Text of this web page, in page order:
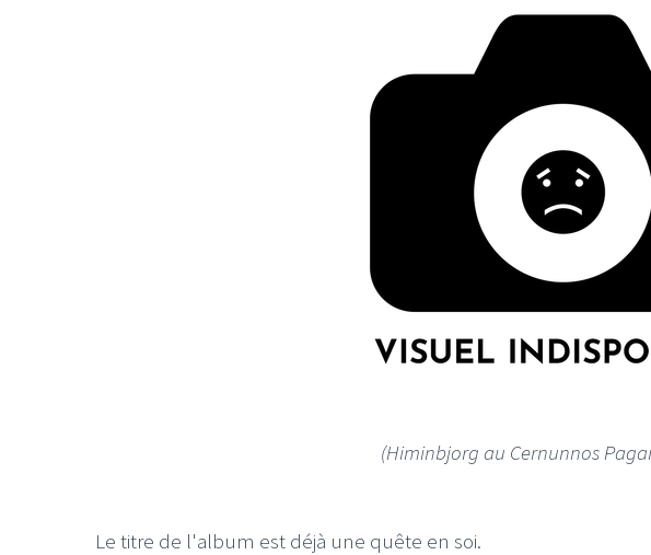
(Himinbjorg au Cernunnos
Le titre de l'album est déjà une quête en soi.
LE GROS RIFFIFI